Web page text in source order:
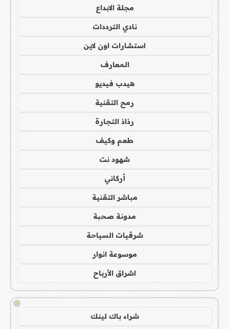
مجلة الابداع
نادي الترددات
استشارات اون لاين
المعارف
هيدب فيديو
رمح التقنية
رذاذ التجارة
طعم وكيف
شهود نت
أركاني
مباشر التقنية
مدونة صحبة
شرقيات السياحة
موسوعة انوار
اشراق الأرباح
!
شراء باك لينك